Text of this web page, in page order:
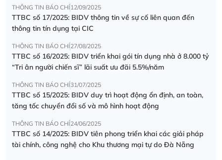
THÔNG TIN BÁO CHÍ12/09/2025
TTBC số 17/2025: BIDV thông tin về sự cố liên quan đến
thông tin tín dụng tại CIC
THÔNG TIN BÁO CHÍ27/08/2025
TTBC số 16/2025: BIDV triển khai gói tín dụng nhà ở 8.000 tỷ
“Tri ân người chiến sĩ” lãi suất ưu đãi 5.5%/năm
THÔNG TIN BÁO CHÍ31/07/2025
TTBC số 15/2025: BIDV duy trì hoạt động ổn định, an toàn,
tăng tốc chuyển đổi số và mô hình hoạt động
THÔNG TIN BÁO CHÍ24/06/2025
TTBC số 14/2025: BIDV tiên phong triển khai các giải pháp
tài chính, công nghệ cho Khu thương mại tự do Đà Nẵng